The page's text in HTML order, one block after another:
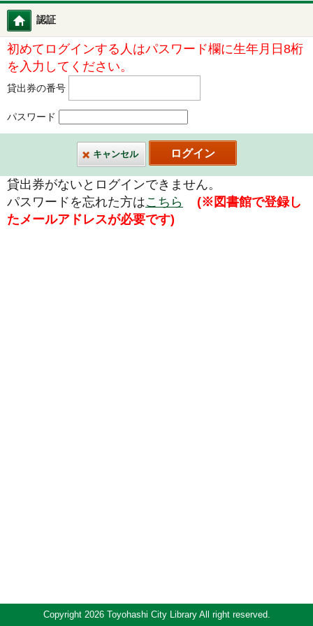
認証
図書館ホーム
初めてログインする人はパスワード欄に生年月日8桁
を入力してください。
貸出券の番号
パスワード
キャンセル
貸出券がないとログインできません。
パスワードを忘れた方はこちら
(※図書館で登録し
たメールアドレスが必要です)
Copyright 2026 Toyohashi City Library All right reserved.